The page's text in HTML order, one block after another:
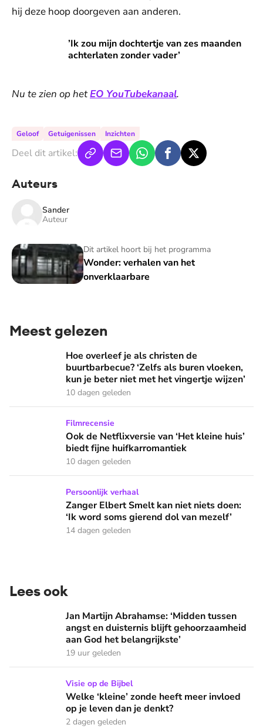
hij deze hoop doorgeven aan anderen.
’Ik zou mijn dochtertje van zes maanden
achterlaten zonder vader’
’Ik zou mijn dochtertje van zes maanden achterlaten zonder
Nu te zien op hetEO YouTubekanaal.
Geloof Getuigenissen Inzichten
Deel dit artikel:
Auteurs
Sander
Auteur
Dit artikel hoort bij het programma
Wonder: verhalen van het
onverklaarbare
Wonder: verhalen van het onverklaarbare
Meest gelezen
Hoe overleef je als christen de buurtbarbecue? ‘Zelfs als
Hoe overleef je als christen de
buurtbarbecue? ‘Zelfs als buren vloeken,
kun je beter niet met het vingertje wijzen’
10 dagen geleden
Ook de Netflixversie van ‘Het kleine huis’ biedt fijne
Filmrecensie
Ook de Netflixversie van ‘Het kleine huis’
biedt fijne huifkarromantiek
10 dagen geleden
Zanger Elbert Smelt kan niet niets doen: ‘Ik word soms
Persoonlijk verhaal
Zanger Elbert Smelt kan niet niets doen:
‘Ik word soms gierend dol van mezelf’
14 dagen geleden
Lees ook
Jan Martijn Abrahamse: ‘Midden tussen angst en
Jan Martijn Abrahamse: ‘Midden tussen
angst en duisternis blijft gehoorzaamheid
aan God het belangrijkste’
19 uur geleden
Welke ‘kleine’ zonde heeft meer invloed op je leven dan je
Visie op de Bijbel
Welke ‘kleine’ zonde heeft meer invloed
op je leven dan je denkt?
2 dagen geleden